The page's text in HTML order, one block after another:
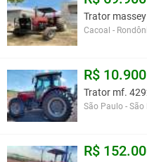
Trator
Cacoal -
R$
Trator mf.
São Paulo - São
R$